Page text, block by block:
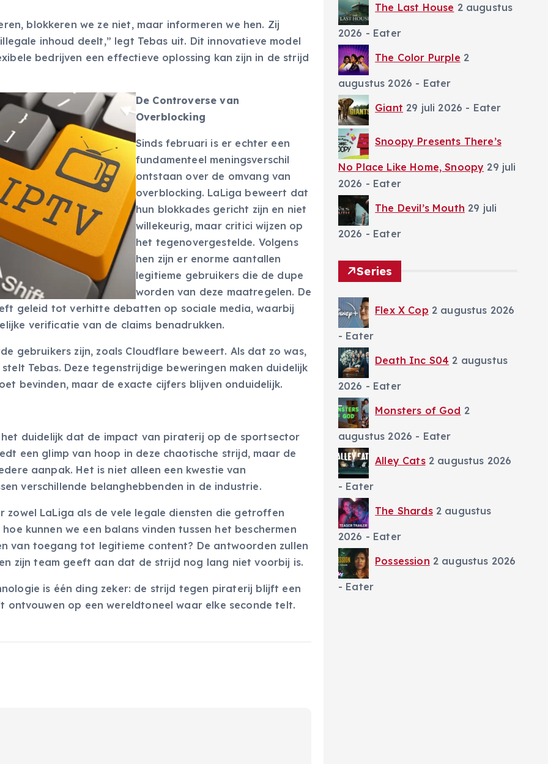
blokkeren we ze niet, maar informeren we hen. Zij
inhoud deelt,” legt Tebas uit. Dit innovatieve model
bedrijven een effectieve oplossing kan zijn in de strijd
De Controverse van
Overblocking
Sinds februari is er echter een
fundamenteel meningsverschil
ontstaan over de omvang van
overblocking. LaLiga beweert dat
hun blokkades gericht zijn en niet
willekeurig, maar critici wijzen op
het tegenovergestelde. Volgens
hen zijn er enorme aantallen
legitieme gebruikers die de dupe
worden van deze maatregelen. De
geleid tot verhitte debatten op sociale media, waarbij
verificatie van de claims benadrukken.
gebruikers zijn, zoals Cloudflare beweert. Als dat zo was,
Tebas. Deze tegenstrijdige beweringen maken duidelijk
bevinden, maar de exacte cijfers blijven onduidelijk.
duidelijk dat de impact van piraterij op de sportsector
een glimp van hoop in deze chaotische strijd, maar de
aanpak. Het is niet alleen een kwestie van
verschillende belanghebbenden in de industrie.
zowel LaLiga als de vele legale diensten die getroffen
kunnen we een balans vinden tussen het beschermen
van toegang tot legitieme content? De antwoorden zullen
zijn team geeft aan dat de strijd nog lang niet voorbij is.
is één ding zeker: de strijd tegen piraterij blijft een
op een wereldtoneel waar elke seconde telt.
The Last House 2 augustus
2026 - Eater
The Color Purple 2
augustus 2026 - Eater
Giant 29 juli 2026 - Eater
Snoopy Presents There’s
No Place Like Home, Snoopy 29 juli
2026 - Eater
The Devil’s Mouth 29 juli
2026 - Eater
Series
Flex X Cop 2 augustus 2026
- Eater
Death Inc S04 2 augustus
2026 - Eater
Monsters of God 2
augustus 2026 - Eater
Alley Cats 2 augustus 2026
- Eater
The Shards 2 augustus
2026 - Eater
Possession 2 augustus 2026
- Eater